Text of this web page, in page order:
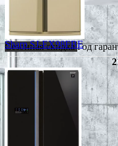
Сезонная скидкаГод
Sharp SJ-EX98FBE